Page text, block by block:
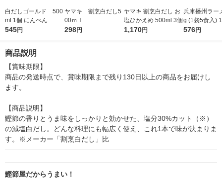
白だしゴールド 500
ml 1個 にんべん
545円
ヤマキ 割烹白だし5
00ｍｌ
298円
ヤマキ 割烹白だし お
塩ひかえめ 500ml 3個
1,170円
兵庫播州ラー
g (1袋5食入)
メン
576円
商品説明
【賞味期限】
商品の発送時点で、賞味期限まで残り130日以上の商品をお届けし
ます。
【商品説明】
鰹節の香りとうま味をしっかりと効かせた、塩分30%カット（※）
の減塩白だし。どんな料理にも幅広く使え、これ1本で味が決まりま
す。※メーカー「割烹白だし」比
鰹節屋だからうまい！